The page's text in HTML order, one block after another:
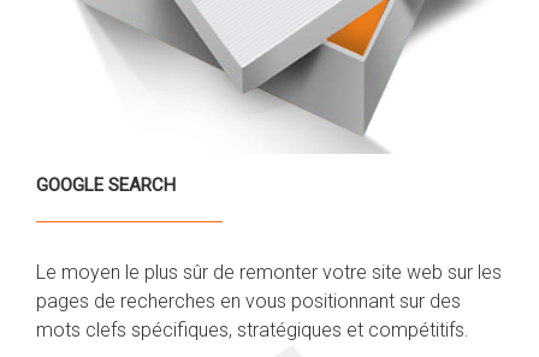
GOOGLE SEARCH
Le moyen le plus sûr de remonter votre site web sur les
pages de recherches en vous positionnant sur des
mots clefs spécifiques, stratégiques et compétitifs.